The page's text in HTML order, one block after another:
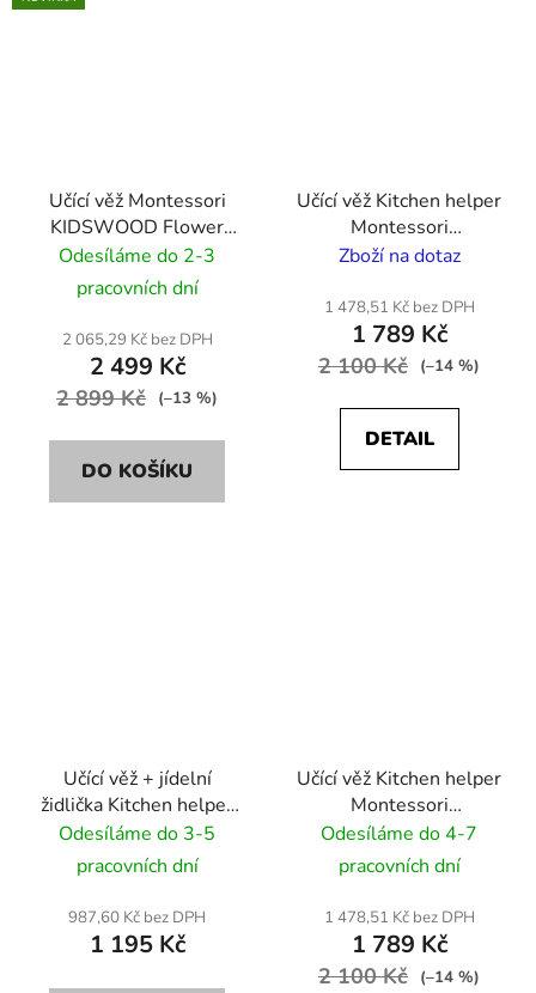
Učící věž Montessori
KIDSWOOD Flower
KH-355 80cm - barva
dřeva/černá
Odesíláme do 2-3
pracovních dní
2 065,29 Kč bez DPH
2 499 Kč
2 899 Kč (–13 %)
DO KOŠÍKU
Učící věž Kitchen helper
Montessori
KIDSWOOD MAXI
Zboží na dotaz
1 478,51 Kč bez DPH
1 789 Kč
2 100 Kč (–14 %)
DETAIL
Učící věž + jídelní
židlička Kitchen helper
Montessori
KIDSWOOD 2v1 SLIM -
Odesíláme do 3-5
pracovních dní
987,60 Kč bez DPH
1 195 Kč
Učící věž Kitchen helper
Montessori
KIDSWOOD Geometric
- bílý
Odesíláme do 4-7
pracovních dní
1 478,51 Kč bez DPH
1 789 Kč
2 100 Kč (–14 %)